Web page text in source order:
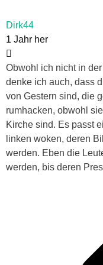
Dirk44
1 Jahr her
Obwohl ich nicht in
denke ich auch, dass
von Gestern sind, die
rumhacken, obwohl
Kirche sind. Es passt
linken woken, deren
werden. Eben die
werden, bis deren